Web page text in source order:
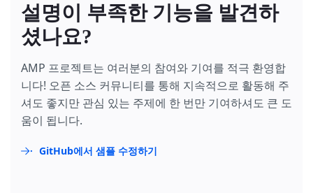
설명이 부족한 기능을 발견하
셨나요?
AMP 프로젝트는 여러분의 참여와 기여를 적극 환영합
니다! 오픈 소스 커뮤니티를 통해 지속적으로 활동해 주
셔도 좋지만 관심 있는 주제에 한 번만 기여하셔도 큰 도
움이 됩니다.
GitHub에서 샘플 수정하기